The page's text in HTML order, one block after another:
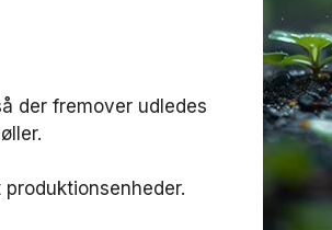
der fremover udledes